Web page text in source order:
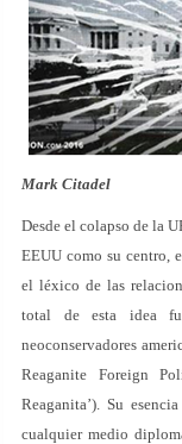
Mark Citadel
Desde el colapso de la
EEUU como su centro,
el léxico de las
total de esta idea
neoconservadores
Reaganite Foreign
Reaganita’). Su
cualquier medio